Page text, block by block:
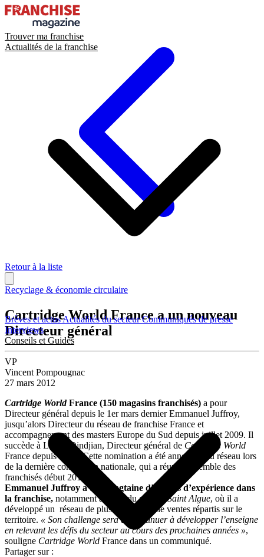
Trouver ma franchise
Actualités de la franchise
Brèves et actusActualités du secteurCommuniqués de presse
Interviews
Conseils et Guides
Retour à la liste
Recyclage & économie circulaire
Cartridge World France a un nouveau
Directeur général
VP
Vincent Pompougnac
27 mars 2012
Cartridge WorldFrance (150 magasins franchisés) a pour
Directeur général depuis le 1er mars dernier Emmanuel Juffroy,
jusqu’alors Directeur du réseau de franchise France et
accompagnement des masters Europe du Sud depuis juillet 2009. Il
succède à Lionel Dindjian, Directeur général de Cartridge World
France depuis 2003. Cette nomination a été annoncée au réseau lors
de la dernière convention nationale, qui a réuni l’ensemble des
franchisés début 2012.
Emmanuel Juffroy a une vingtaine d’années d’expérience dans
la franchise, notamment au sein du groupe Saint Algue, où il a
développé un réseau de plus 500 points de ventes répartis sur le
territoire. « Son challenge sera de continuer à développer l’enseigne
en relevant les défis du secteur au cours des prochaines années »,
souligne Cartridge World France dans un communiqué.
Partager sur :